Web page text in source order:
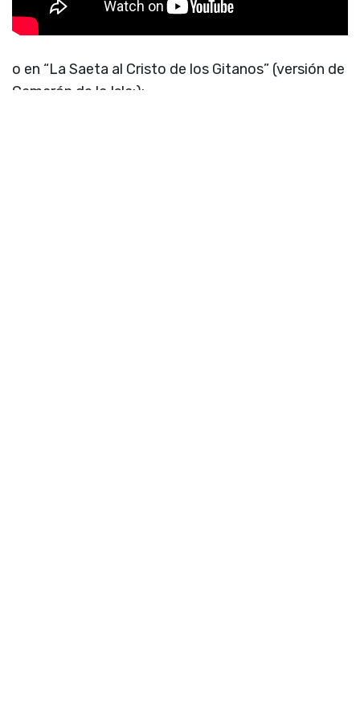
o en “La Saeta al Cristo de los Gitanos” (versión de
Camarón de la Isla:):